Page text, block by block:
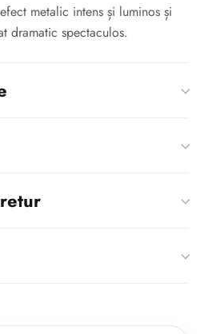
metalic intens și luminos și
dramatic spectaculos.